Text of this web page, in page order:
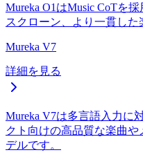
Mureka O1はMusic CoTを
スクローン、より一貫した
Mureka V7
詳細を見る
Mureka V7は多言語入力に
クト向けの高品質な楽曲
デルです。